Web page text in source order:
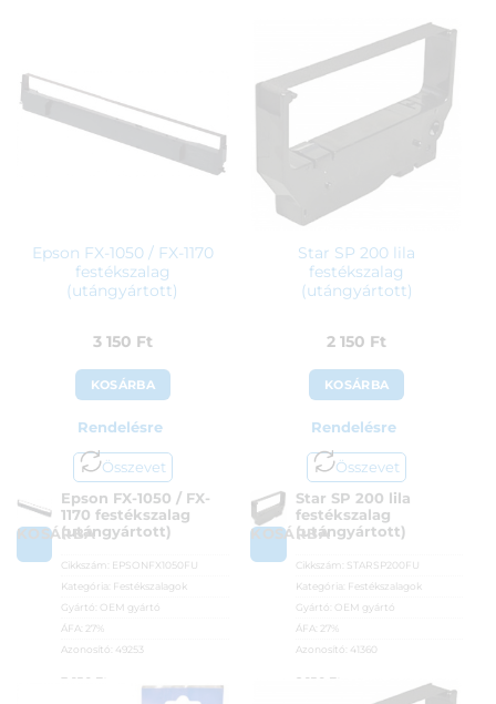
Epson FX-1050 / FX-1170
festékszalag
(utángyártott)
3 150 Ft
KOSÁRBA
Rendelésre
Összevet
KOSÁRBA
Epson FX-1050 / FX-
1170 festékszalag
(utángyártott)
Cikkszám: EPSONFX1050FU
Kategória: Festékszalagok
Gyártó: OEM gyártó
ÁFA:
27%
Azonosító: 49253
3 150 Ft
Star SP 200 lila
festékszalag
(utángyártott)
2 150 Ft
KOSÁRBA
Rendelésre
Összevet
KOSÁRBA
Star SP 200 lila
festékszalag
(utángyártott)
Cikkszám: STARSP200FU
Kategória: Festékszalagok
Gyártó: OEM gyártó
ÁFA:
27%
Azonosító: 41360
2 150 Ft